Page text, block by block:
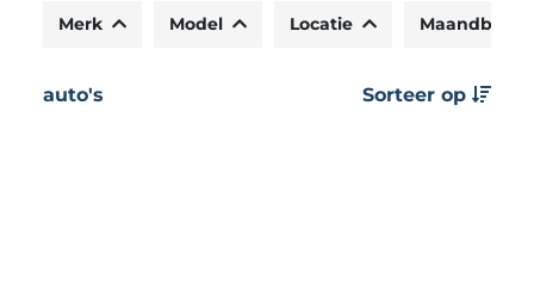
Merk Model Locatie
auto's Sorteer op